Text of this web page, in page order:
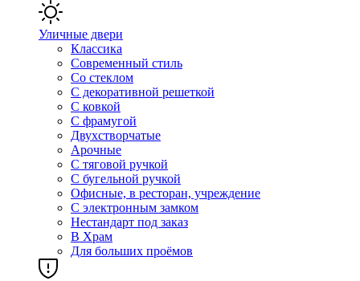
Уличные двери
Классика
Современный стиль
Со стеклом
С декоративной решеткой
С ковкой
С фрамугой
Двухстворчатые
Арочные
С тяговой ручкой
С бугельной ручкой
Офисные, в ресторан, учреждение
С электронным замком
Нестандарт под заказ
В Храм
Для больших проёмов